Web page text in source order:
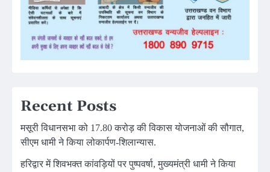
Recent Posts
मसूरी विधानसभा को 17.80 करोड़ की विकास योजनाओं की सौगात,
सीएम धामी ने किया लोकार्पण-शिलान्यास.
हरिद्वार में शिवभक्त कांवड़ियों पर पुष्पवर्षा, मुख्यमंत्री धामी ने किया